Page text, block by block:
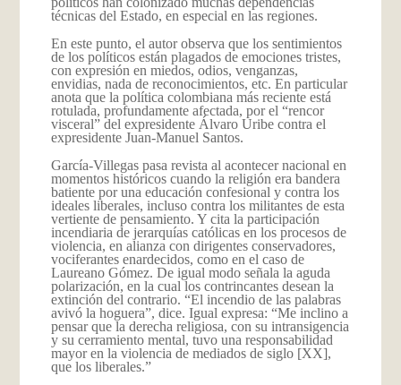
técnicas del Estado, en especial en las regiones.
En este punto, el autor observa que los sentimientos
de los políticos están plagados de emociones tristes,
con expresión en miedos, odios, venganzas,
envidias, nada de reconocimientos, etc. En particular
anota que la política colombiana más reciente está
rotulada, profundamente afectada, por el “rencor
visceral” del expresidente Álvaro Uribe contra el
expresidente Juan-Manuel Santos.
García-Villegas pasa revista al acontecer nacional en
momentos históricos cuando la religión era bandera
batiente por una educación confesional y contra los
ideales liberales, incluso contra los militantes de esta
vertiente de pensamiento. Y cita la participación
incendiaria de jerarquías católicas en los procesos de
violencia, en alianza con dirigentes conservadores,
vociferantes enardecidos, como en el caso de
Laureano Gómez. De igual modo señala la aguda
polarización, en la cual los contrincantes desean la
extinción del contrario. “El incendio de las palabras
avivó la hoguera”, dice. Igual expresa: “Me inclino a
pensar que la derecha religiosa, con su intransigencia
y su cerramiento mental, tuvo una responsabilidad
mayor en la violencia de mediados de siglo [XX],
que los liberales.”